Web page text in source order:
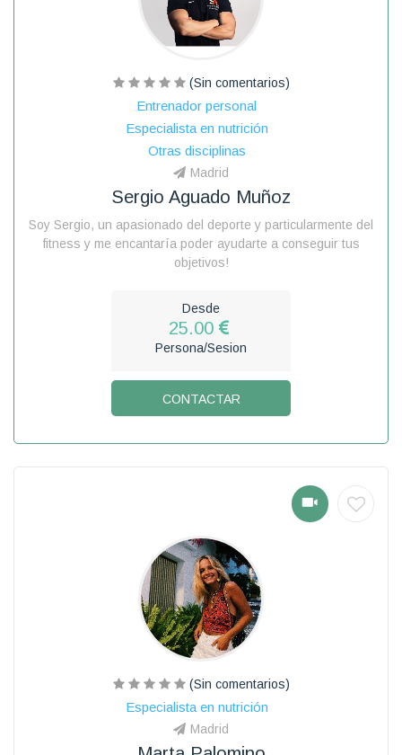
(Sin comentarios)
Entrenador personal
Especialista en nutrición
Otras disciplinas
Madrid
Sergio Aguado Muñoz
Soy Sergio, un apasionado del deporte y particularmente del
fitness y me encantaría poder ayudarte a conseguir tus
objetivos!
Desde
25.00
Persona/Sesion
CONTACTAR
(Sin comentarios)
Especialista en nutrición
Madrid